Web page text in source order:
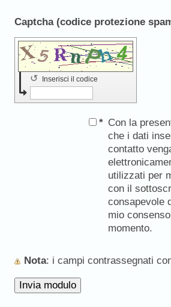
Inserisci il codice
↺
* Con la
che i dati
contatto
utilizzati per
con il
consapevole
mio
momento.
Nota : i campi contrassegnati